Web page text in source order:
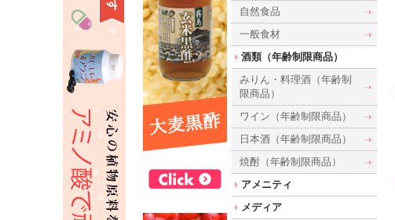
自然食品
一般食材
酒類（年齢制限商品）
みりん・料理酒（年齢制
限商品）
ワイン（年齢制限商品）
日本酒（年齢制限商品）
焼酎（年齢制限商品）
アメニティ
メディア